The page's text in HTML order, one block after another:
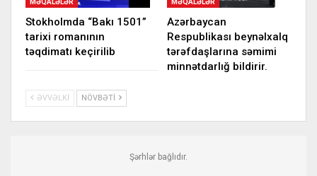
MƏQALƏLƏR
Stokholmda “Bakı 1501”
tarixi romanının
təqdimatı keçirilib
MƏQALƏLƏR
Azərbaycan
Respublikası beynəlxalq
tərəfdaşlarına səmimi
minnətdarlığ bildirir.
ƏVVƏLKI NÖVBƏTI
Şərhlər bağlıdır.